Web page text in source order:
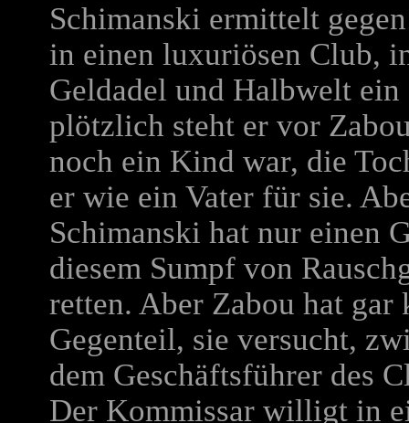
Schimanski ermittelt
in einen luxuriösen Club,
Geldadel und Halbwelt
plötzlich steht er vor
noch ein Kind war, die
er wie ein Vater für sie.
Schimanski hat nur einen
diesem Sumpf von
retten. Aber Zabou hat
Gegenteil, sie versucht,
dem Geschäftsführer des
Der Kommissar willigt in